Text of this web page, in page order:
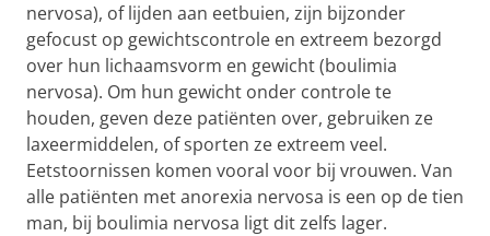
nervosa), of lijden aan eetbuien, zijn bijzonder
gefocust op gewichtscontrole en extreem bezorgd
over hun lichaamsvorm en gewicht (boulimia
nervosa). Om hun gewicht onder controle te
houden, geven deze patiënten over, gebruiken ze
laxeermiddelen, of sporten ze extreem veel.
Eetstoornissen komen vooral voor bij vrouwen. Van
alle patiënten met anorexia nervosa is een op de tien
man, bij boulimia nervosa ligt dit zelfs lager.